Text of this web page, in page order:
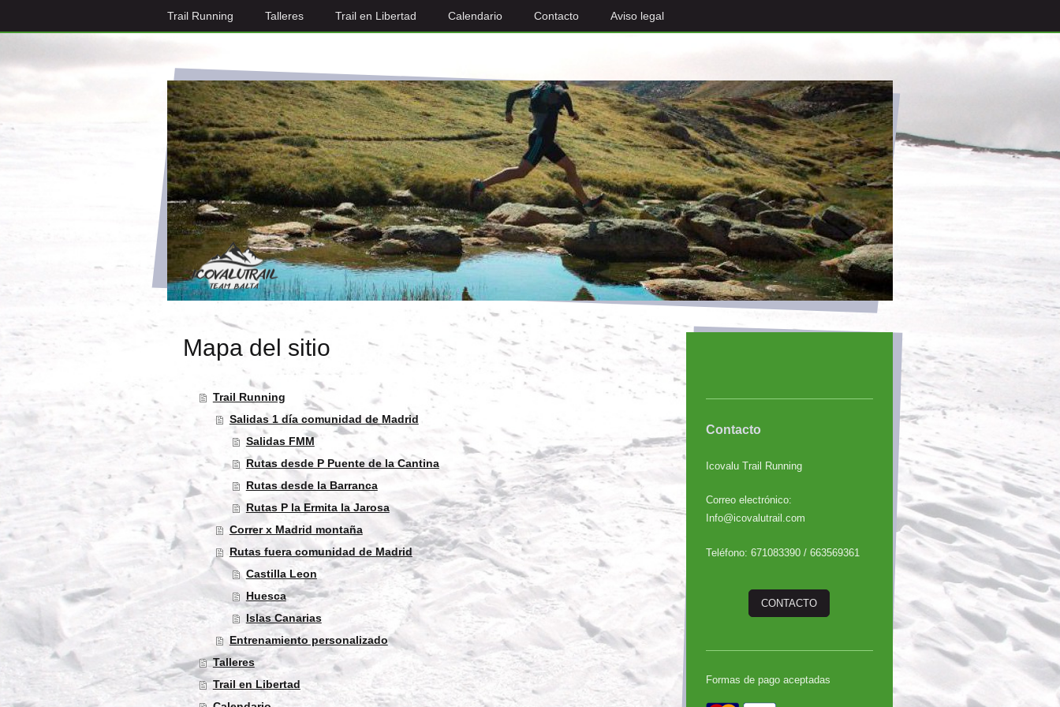
Trail Running Talleres Trail en Libertad Calendario Contacto Aviso legal
Mapa del sitio
Trail Running
Salidas 1 día comunidad de Madrid
Salidas FMM
Rutas desde P Puente de la Cantina
Rutas desde la Barranca
Rutas P la Ermita la Jarosa
Correr x Madrid montaña
Rutas fuera comunidad de Madrid
Castilla Leon
Huesca
Islas Canarias
Entrenamiento personalizado
Talleres
Trail en Libertad
Contacto
Icovalu Trail Running
Correo electrónico:
Info@icovalutrail.com
Teléfono: 671083390 / 663569361
CONTACTO
Formas de pago aceptadas